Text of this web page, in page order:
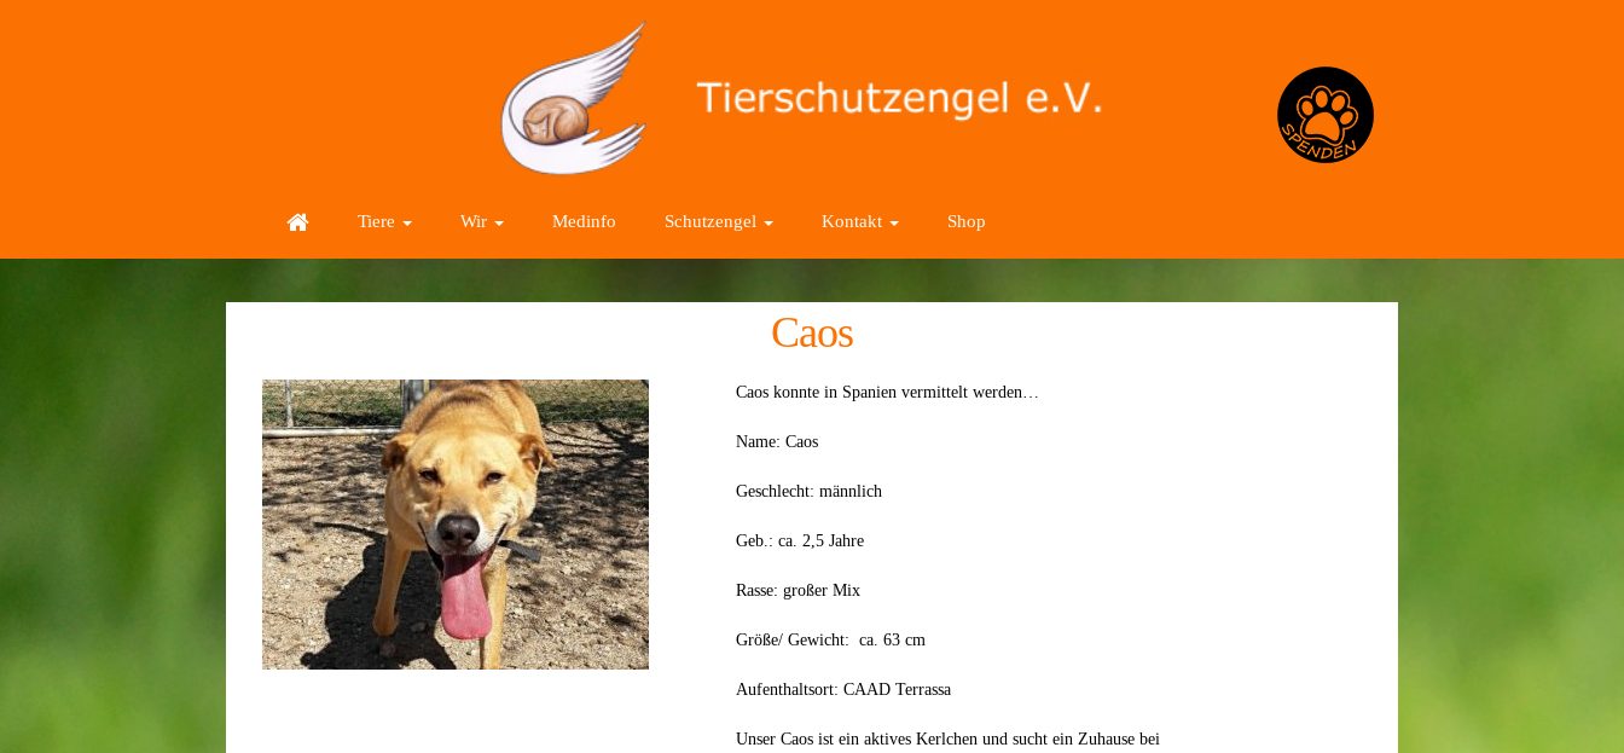
Tiere Wir Medinfo Schutzengel Kontakt Shop
Caos
Caos konnte in Spanien vermittelt werden…
Name: Caos
Geschlecht: männlich
Geb.: ca. 2,5 Jahre
Rasse: großer Mix
Größe/ Gewicht: ca. 63 cm
Aufenthaltsort: CAAD Terrassa
Unser Caos ist ein aktives Kerlchen und sucht ein Zuhause bei